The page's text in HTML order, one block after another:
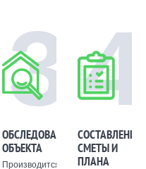
3
ОБСЛЕДОВАНИЕ
ОБЪЕКТА
Производится
4
СОСТАВЛЕНИЕ
СМЕТЫ И
ПЛАНА